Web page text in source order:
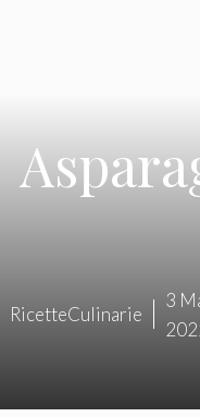
RicetteCulinarie
3